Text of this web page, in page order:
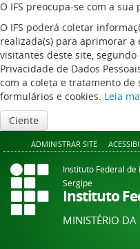
O IFS preocupa-se com a sua
O IFS poderá coletar
realizada(s) para aprimorar a
visitantes deste site,
Privacidade de Dados
com a coleta e tratamento de
formulários e cookies. Leia
Ciente
ADMINISTRAR SITE
Instituto Federal de
Sergipe
Instituto
MINISTÉRIO DA